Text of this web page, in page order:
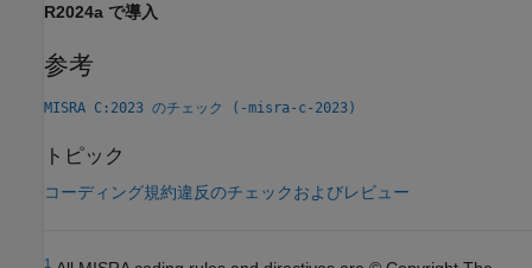
R2024a で導入
参考
MISRA C:2023 のチェック (-misra-c-2023)
トピック
コーディング規約違反のチェックおよびレビュー
1